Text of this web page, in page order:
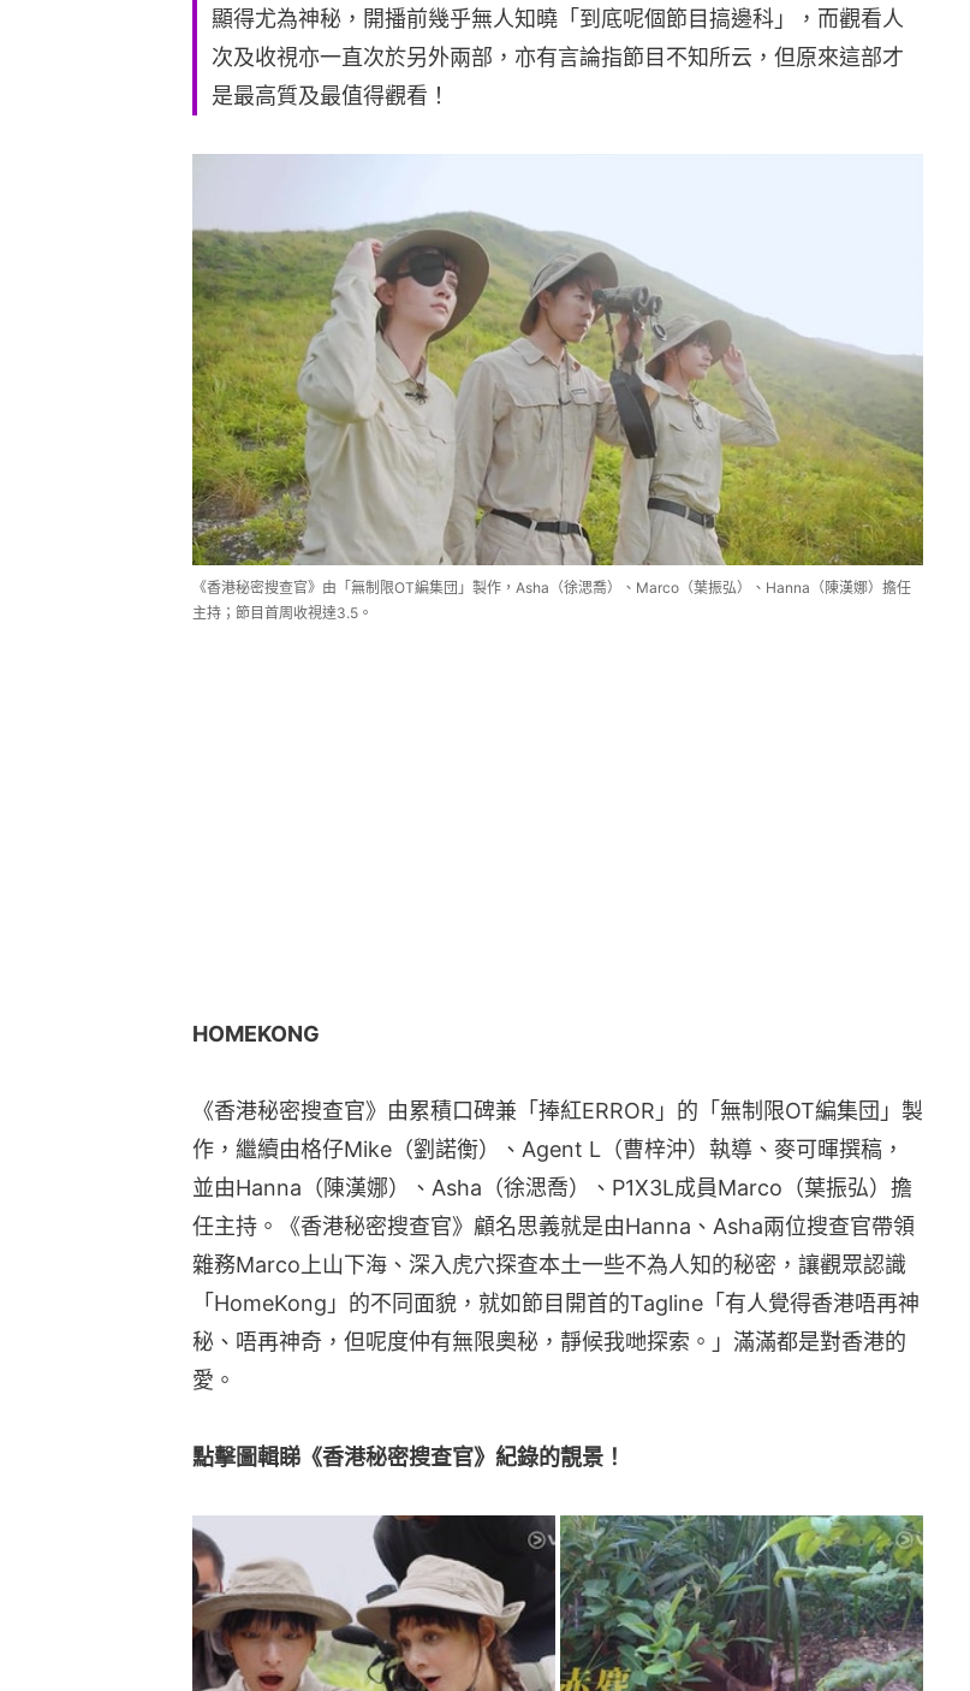
顯得尤為神秘，開播前幾乎無人知曉「到底呢個節目搞邊科」，而觀看人
次及收視亦一直次於另外兩部，亦有言論指節目不知所云，但原來這部才
是最高質及最值得觀看！
《香港秘密搜查官》由「無制限OT編集団」製作，Asha（徐㴓喬）、Marco（葉振弘）、Hanna（陳漢娜）擔任
主持；節目首周收視達3.5。
HOMEKONG
《香港秘密搜查官》由累積口碑兼「捧紅ERROR」的「無制限OT編集団」製
作，繼續由格仔Mike（劉諾衡）、Agent L（曹梓沖）執導、麥可暉撰稿，
並由Hanna（陳漢娜）、Asha（徐㴓喬）、P1X3L成員Marco（葉振弘）擔
任主持。《香港秘密搜查官》顧名思義就是由Hanna、Asha兩位搜查官帶領
雜務Marco上山下海、深入虎穴探查本土一些不為人知的秘密，讓觀眾認識
「HomeKong」的不同面貌，就如節目開首的Tagline「有人覺得香港唔再神
秘、唔再神奇，但呢度仲有無限奧秘，靜候我哋探索。」滿滿都是對香港的
愛。
點擊圖輯睇《香港秘密搜查官》紀錄的靚景！